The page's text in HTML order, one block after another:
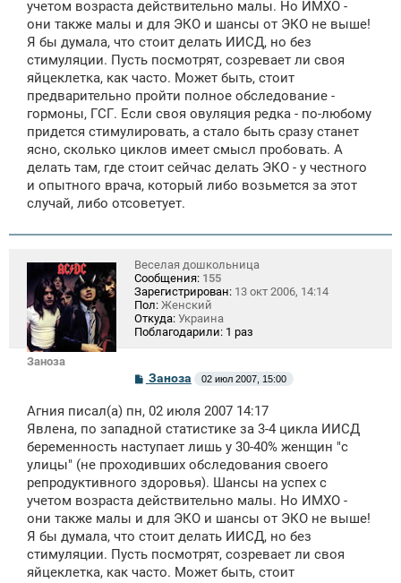
учетом возраста действительно малы. Но ИМХО -
они также малы и для ЭКО и шансы от ЭКО не выше!
Я бы думала, что стоит делать ИИСД, но без
стимуляции. Пусть посмотрят, созревает ли своя
яйцеклетка, как часто. Может быть, стоит
предварительно пройти полное обследование -
гормоны, ГСГ. Если своя овуляция редка - по-любому
придется стимулировать, а стало быть сразу станет
ясно, сколько циклов имеет смысл пробовать. А
делать там, где стоит сейчас делать ЭКО - у честного
и опытного врача, который либо возьмется за этот
случай, либо отсоветует.
Заноза
Веселая дошкольница
Сообщения: 155
Зарегистрирован: 13 окт 2006, 14:14
Пол: Женский
Откуда: Украина
Поблагодарили: 1 раз
С
б
щ
н
и
Заноза 02 июл 2007, 15:00
Агния писал(а) пн, 02 июля 2007 14:17
Явлена, по западной статистике за 3-4 цикла ИИСД
беременность наступает лишь у 30-40% женщин "с
улицы" (не проходивших обследования своего
репродуктивного здоровья). Шансы на успех с
учетом возраста действительно малы. Но ИМХО -
они также малы и для ЭКО и шансы от ЭКО не выше!
Я бы думала, что стоит делать ИИСД, но без
стимуляции. Пусть посмотрят, созревает ли своя
яйцеклетка, как часто. Может быть, стоит